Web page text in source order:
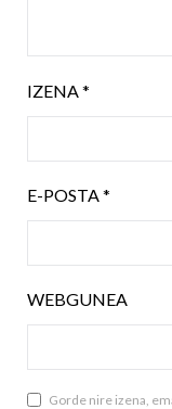
IZENA *
E-POSTA *
WEBGUNEA
Gorde nire izena,